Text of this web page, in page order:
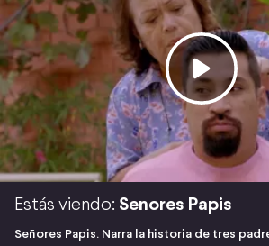
Estás viendo: Senores Papis
Señores Papis. Narra la historia de tres